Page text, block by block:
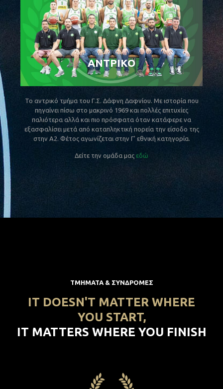
ΑΝΤΡΙΚΟ
Το αντρικό τμήμα του Γ.Σ. Δάφνη Δαφνίου. Με ιστορία που
πηγαίνει πίσω στο μακρινό 1969 και πολλές επιτυχίες
παλιότερα αλλά και πιο πρόσφατα όταν κατάφερε να
εξασφαλίσει μετά από καταπληκτική πορεία την είσοδο της
στην Α2. Φέτος αγωνίζεται στην Γ' εθνική κατηγορία.
Δείτε την ομάδα μας εδώ
ΤΜΗΜΑΤΑ & ΣΥΝΔΡΟΜΕΣ
IT DOESN'T MATTER WHERE
YOU START,
IT MATTERS WHERE YOU FINISH